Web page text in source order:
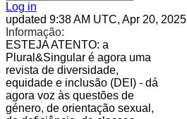
Log in
updated 9:38 AM UTC, Apr 20, 2025
Informação:
ESTEJA ATENTO: a
Plural&Singular é agora uma
revista de diversidade,
equidade e inclusão (DEI) - dá
agora voz às questões de
género, de orientação sexual,